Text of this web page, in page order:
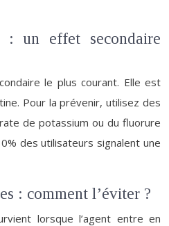
: un effet secondaire
le plus courant. Elle est
Pour la prévenir, utilisez des
de potassium ou du fluorure
des utilisateurs signalent une
: comment l’éviter ?
lorsque l’agent entre en